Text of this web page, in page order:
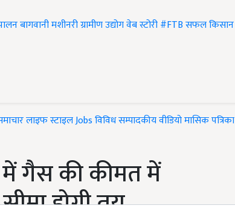
बागवानीमशीनरीग्रामीण उद्योगवेब स्टोरी#FTBसफल किसान
लाइफ स्टाइलJobsविविधसम्पादकीयवीडियोमासिक पत्रिका
में गैस की कीमत में